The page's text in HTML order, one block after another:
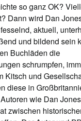
so ganz OK?
Dann wird Dan
aktuell,
und bildend sein
Buchläden die
schrumpfen,
Kitsch und
diese in
wie Dan
zwischen